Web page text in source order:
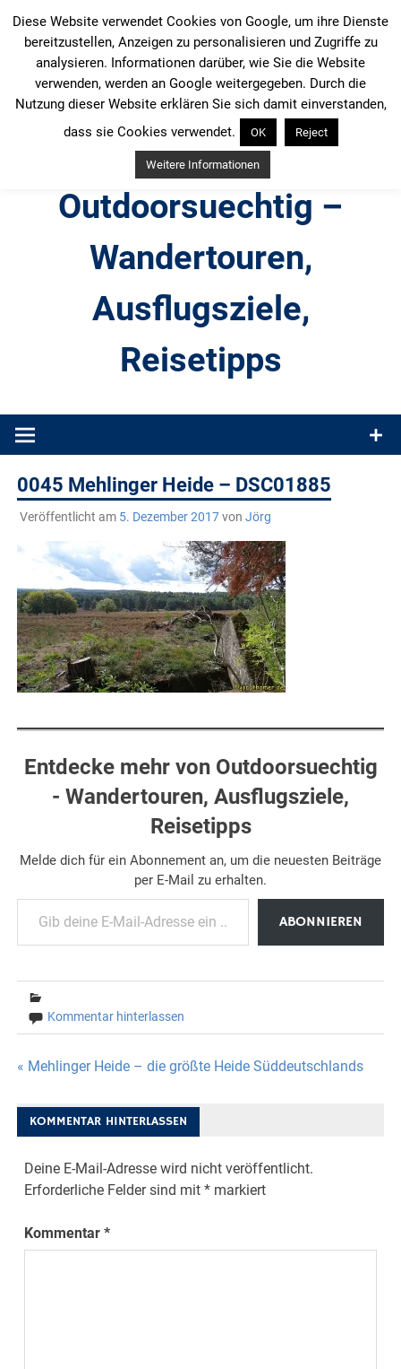
Inhalt
springen
Outdoorsuechtig –
Wandertouren,
Ausflugsziele,
Reisetipps
Produkttests und Buchrezensionen. Ein Blog für alle, die gern
0045 Mehlinger Heide – DSC01885
Veröffentlicht am 5. Dezember 2017von Jörg
Entdecke mehr von Outdoorsuechtig
- Wandertouren, Ausflugsziele,
Reisetipps
Melde dich für ein Abonnement an, um die neuesten Beiträge
per E-Mail zu erhalten.
Gib deine E-Mail-Adresse ein ...
ABONNIEREN
Kommentar hinterlassen
Beitragsnavigation
« Mehlinger Heide – die größte Heide Süddeutschlands
KOMMENTAR HINTERLASSEN
Deine E-Mail-Adresse wird nicht veröffentlicht.
Erforderliche Felder sind mit* markiert
Kommentar*
Diese Website verwendet Cookies von Google, um ihre Dienste
bereitzustellen, Anzeigen zu personalisieren und Zugriffe zu
analysieren. Informationen darüber, wie Sie die Website
verwenden, werden an Google weitergegeben. Durch die
Nutzung dieser Website erklären Sie sich damit einverstanden,
dass sie Cookies verwendet.
OK Reject
Weitere Informationen